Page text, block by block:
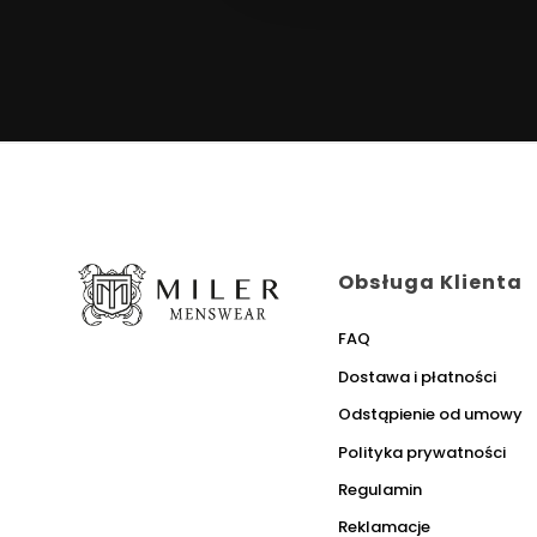
Obsługa Klienta
FAQ
Dostawa i płatności
Odstąpienie od umowy
Polityka prywatności
Regulamin
Reklamacje